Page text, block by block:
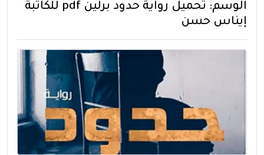
الوسم:
تحميل رواية حدود برلين pdf للكاتبة
إيناس حسن